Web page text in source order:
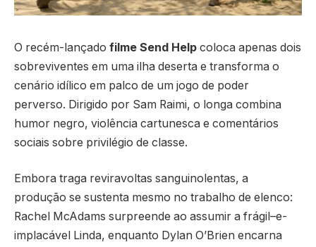
O recém-lançado filme Send Help coloca apenas dois
sobreviventes em uma ilha deserta e transforma o
cenário idílico em palco de um jogo de poder
perverso. Dirigido por Sam Raimi, o longa combina
humor negro, violência cartunesca e comentários
sociais sobre privilégio de classe.
Embora traga reviravoltas sanguinolentas, a
produção se sustenta mesmo no trabalho de elenco:
Rachel McAdams surpreende ao assumir a frágil–e-
implacável Linda, enquanto Dylan O’Brien encarna